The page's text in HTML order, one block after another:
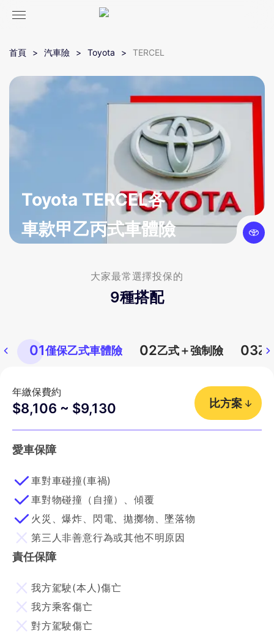
首頁 汽車險 Toyota TERCEL
Toyota TERCEL各
車款甲乙丙式車體險
大家最常選擇投保的
9種搭配
01僅保乙式車體險 02乙式＋強制險 03乙
年繳保費約
$8,106 ~ $9,130 比方案
愛車保障
車對車碰撞(車禍)
車對物碰撞（自撞）、傾覆
火災、爆炸、閃電、拋擲物、墜落物
第三人非善意行為或其他不明原因
責任保障
我方駕駛(本人)傷亡
我方乘客傷亡
對方駕駛傷亡